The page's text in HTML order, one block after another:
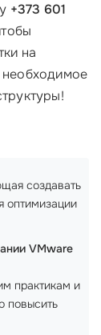
+373 601
на
создавать
оптимизации
VMware
практикам и
повысить